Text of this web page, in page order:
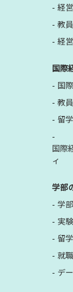
経
教
経
国際
国
教
留
国際
ィ
学部
学
実
留
就
デ